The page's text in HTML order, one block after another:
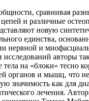
сравнивая
и различные
новую
единства,
нервной и
исследований авторы
тела на «блоки» тесно
органов и мышц, что
значимость как для
лечения.